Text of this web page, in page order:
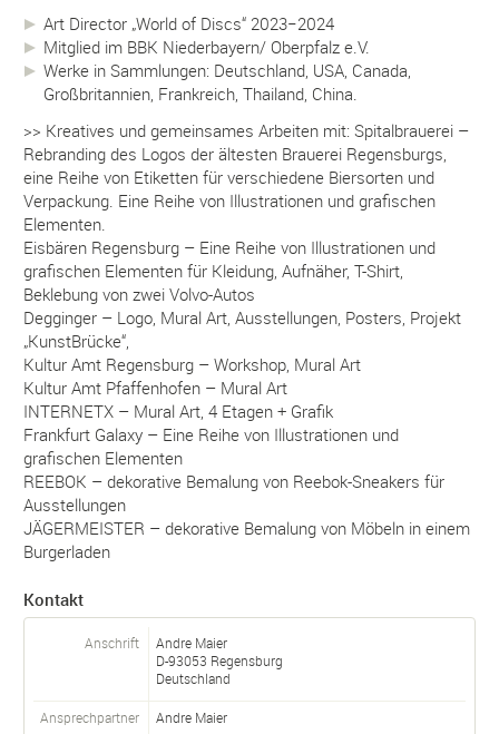
Art Director „World of Discs“ 2023−2024
Mitglied im BBK Niederbayern/ Oberpfalz e.V.
Werke in Sammlungen: Deutschland, USA, Canada,
Großbritannien, Frankreich, Thailand, China.
>> Kreatives und gemeinsames Arbeiten mit: Spitalbrauerei –
Rebranding des Logos der ältesten Brauerei Regensburgs,
eine Reihe von Etiketten für verschiedene Biersorten und
Verpackung. Eine Reihe von Illustrationen und grafischen
Elementen.
Eisbären Regensburg – Eine Reihe von Illustrationen und
grafischen Elementen für Kleidung, Aufnäher, T-Shirt,
Beklebung von zwei Volvo-Autos
Degginger – Logo, Mural Art, Ausstellungen, Posters, Projekt
„KunstBrücke“,
Kultur Amt Regensburg – Workshop, Mural Art
Kultur Amt Pfaffenhofen – Mural Art
INTERNETX – Mural Art, 4 Etagen + Grafik
Frankfurt Galaxy – Eine Reihe von Illustrationen und
grafischen Elementen
REEBOK – dekorative Bemalung von Reebok-Sneakers für
Ausstellungen
JÄGERMEISTER – dekorative Bemalung von Möbeln in einem
Burgerladen
Kontakt
Anschrift
Andre Maier
D-93053 Regensburg
Deutschland
Ansprechpartner Andre Maier